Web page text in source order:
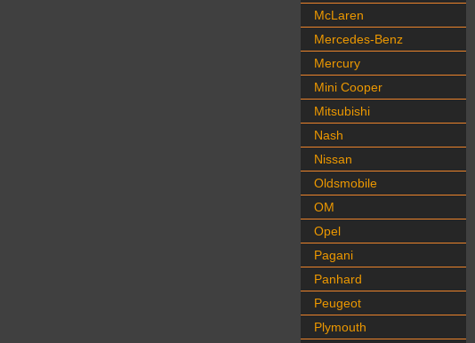
McLaren
Mercedes-Benz
Mercury
Mini Cooper
Mitsubishi
Nash
Nissan
Oldsmobile
OM
Opel
Pagani
Panhard
Peugeot
Plymouth